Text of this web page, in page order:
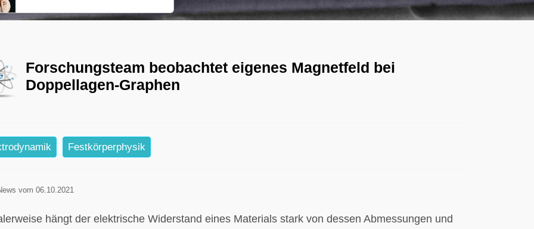
Forschungsteam beobachtet eigenes Magnetfeld bei
Doppellagen-Graphen
Festkörperphysik
vom 06.10.2021
hängt der elektrische Widerstand eines Materials stark von dessen Abmessungen und